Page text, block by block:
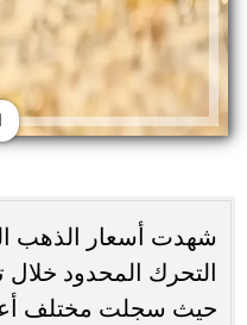
شهدت أسعار الذهب
التحرك المحدود خلال
حيث سجلت مختلف